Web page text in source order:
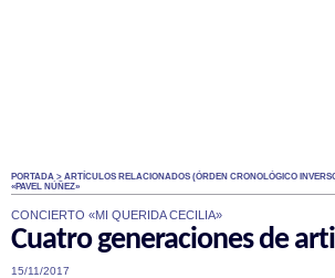
PORTADA > ARTÍCULOS RELACIONADOS (ÓRDEN CRONOLÓGICO
«PAVEL NÚÑEZ»
CONCIERTO «MI QUERIDA CECILIA»
Cuatro generaciones de
15/11/2017